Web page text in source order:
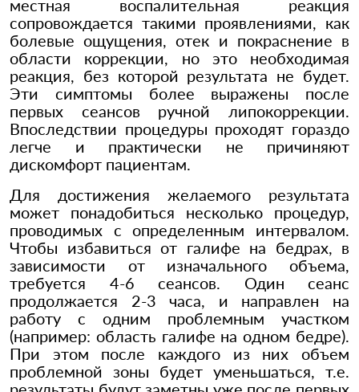
местная воспалительная реакция
сопровождается такими проявлениями, как
болевые ощущения, отек и покраснение в
области коррекции, но это необходимая
реакция, без которой результата не будет.
Эти симптомы более выражены после
первых сеансов ручной липокоррекции.
Впоследствии процедуры проходят гораздо
легче и практически не причиняют
дискомфорт пациентам.
Для достижения желаемого результата
может понадобиться несколько процедур,
проводимых с определенным интервалом.
Чтобы избавиться от галифе на бедрах, в
зависимости от изначального объема,
требуется 4-6 сеансов. Один сеанс
продолжается 2-3 часа, и направлен на
работу с одним проблемным участком
(например: область галифе на одном бедре).
При этом после каждого из них объем
проблемной зоны будет уменьшаться, т.е.